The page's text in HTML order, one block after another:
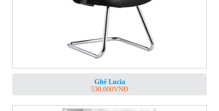
Ghế Lucia
530,000VNĐ